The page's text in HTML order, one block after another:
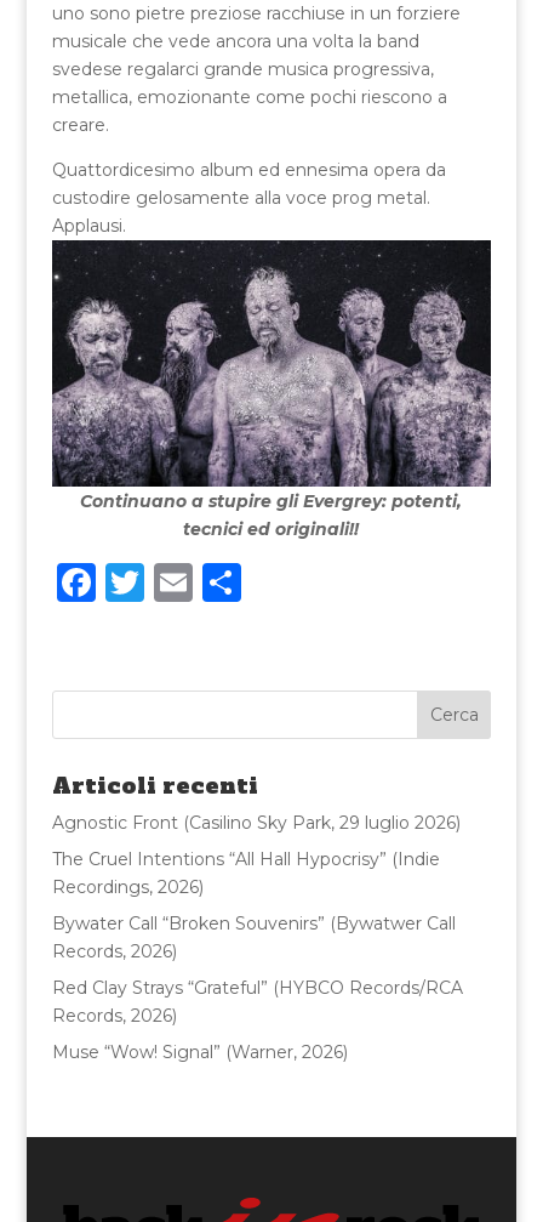
uno sono pietre preziose racchiuse in un forziere
musicale che vede ancora una volta la band
svedese regalarci grande musica progressiva,
metallica, emozionante come pochi riescono a
creare.
Quattordicesimo album ed ennesima opera da
custodire gelosamente alla voce prog metal.
Applausi.
Continuano a stupire gli Evergrey: potenti,
tecnici ed originali!!
F
e
b
o
o
k
T
te
r
E
l
C
di
vi
di
Articoli recenti
Agnostic Front (Casilino Sky Park, 29 luglio 2026)
The Cruel Intentions “All Hall Hypocrisy” (Indie
Recordings, 2026)
Bywater Call “Broken Souvenirs” (Bywatwer Call
Records, 2026)
Red Clay Strays “Grateful” (HYBCO Records/RCA
Records, 2026)
Muse “Wow! Signal” (Warner, 2026)